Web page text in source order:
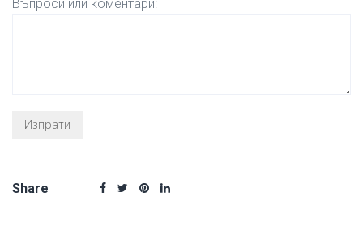
Въпроси или коментари:
Share